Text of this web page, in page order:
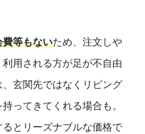
等もないため、注文しや
用される方が足が不自由
玄関先ではなくリビング
ってきてくれる場合も。
とリーズナブルな価格で